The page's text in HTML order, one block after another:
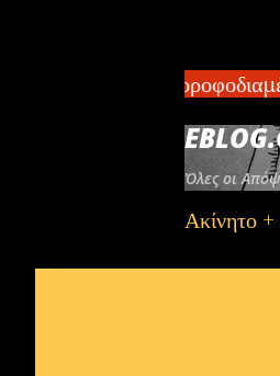
Όλες οι
Ακίνητο